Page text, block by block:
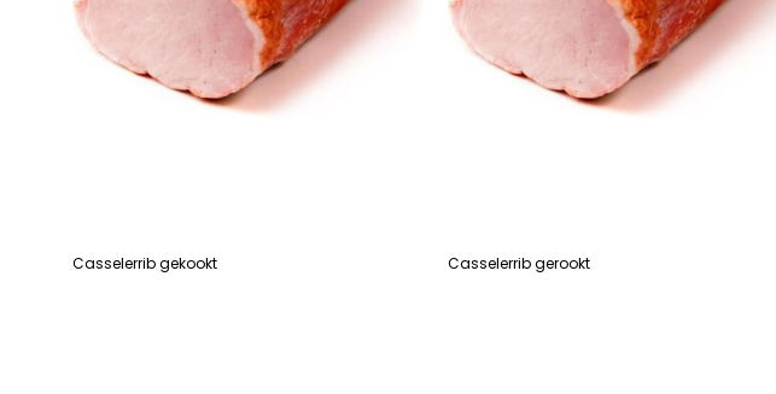
Casselerrib gekookt Casselerrib gerookt